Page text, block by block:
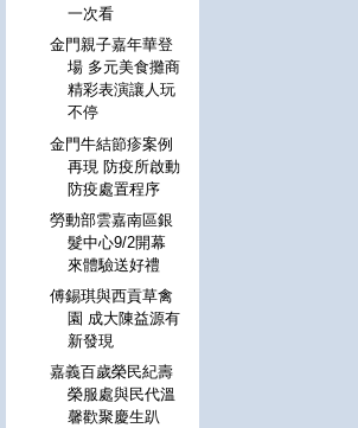
一次看
金門親子嘉年華登
場 多元美食攤商
精彩表演讓人玩
不停
金門牛結節疹案例
再現 防疫所啟動
防疫處置程序
勞動部雲嘉南區銀
髮中心9/2開幕
來體驗送好禮
傅錫琪與西貢草禽
園 成大陳益源有
新發現
嘉義百歲榮民紀壽
榮服處與民代溫
馨歡聚慶生趴